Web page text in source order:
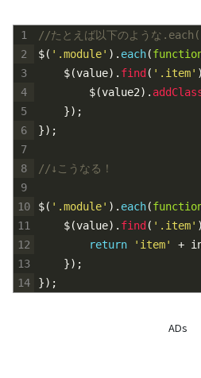
1
2
3
4
5
6
7
8
9
10
11
12
13
14
//たとえば以下のような
$( '.module' ) . each(
$(value) . find ( '.item' )
$(value2) .
}) ;
}) ;
//↓こうなる！
$( '.module' ) . each(
$(value) . find ( '.item' )
return
'item' +
}) ;
}) ;
ADs